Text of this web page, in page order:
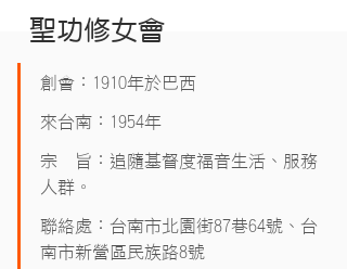
創會：1910年於巴西
來台南：1954年
宗　旨：追隨基督度福音生活、服務
人群。
聯絡處：台南市北園街87巷64號、台
南市新營區民族路8號
聖功修女會